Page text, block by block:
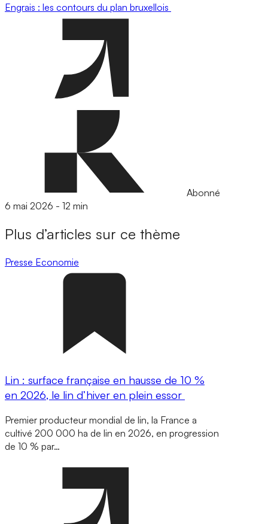
Engrais : les contours du plan bruxellois
Abonné
6 mai 2026 - 12 min
Plus d’articles sur ce thème
Presse Economie
Lin : surface française en hausse de 10 %
en 2026, le lin d’hiver en plein essor
Premier producteur mondial de lin, la France a
cultivé 200 000 ha de lin en 2026, en progression
de 10 % par…